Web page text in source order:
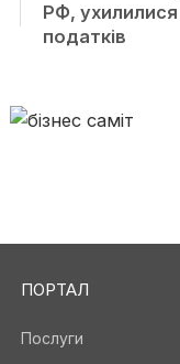
РФ,
податків
ПОРТАЛ
Послуги